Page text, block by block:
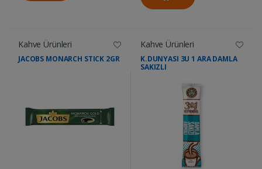
Kahve Ürünleri
JACOBS MONARCH STICK 2GR
Kahve Ürünleri
K.DUNYASI 3U 1 ARA DAMLA
SAKIZLI